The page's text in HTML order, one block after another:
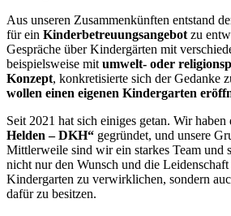
Aus unseren Zusammenkünften entstand
für ein Kinderbetreuungsangebot zu
Gespräche über Kindergärten mit
beispielsweise mit umwelt- oder
Konzept, konkretisierte sich der Gedanke
wollen einen eigenen Kindergarten
Seit 2021 hat sich einiges getan. Wir haben
Helden – DKH“ gegründet, und unsere
Mittlerweile sind wir ein starkes Team und
nicht nur den Wunsch und die
Kindergarten zu verwirklichen, sondern
dafür zu besitzen.